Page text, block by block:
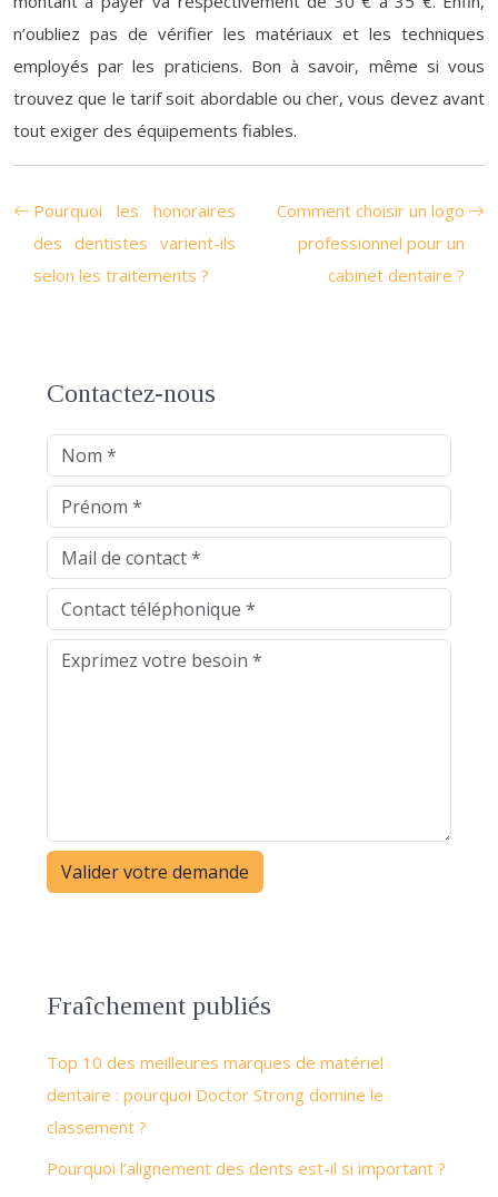
n’oubliez pas de vérifier les matériaux et les techniques
employés par les praticiens. Bon à savoir, même si vous
trouvez que le tarif soit abordable ou cher, vous devez avant
tout exiger des équipements fiables.
Pourquoi les honoraires
des dentistes varient-ils
selon les traitements ?
Comment choisir un logo
professionnel pour un
cabinet dentaire ?
Contactez-nous
Fraîchement publiés
Top 10 des meilleures marques de matériel
dentaire : pourquoi Doctor Strong domine le
classement ?
Pourquoi l’alignement des dents est-il si important ?